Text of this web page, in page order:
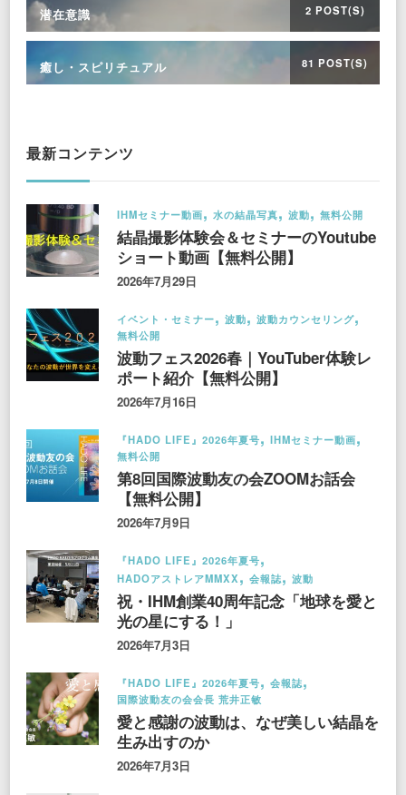
潜在意識 2 POST(S)
癒し・スピリチュアル 81 POST(S)
最新コンテンツ
IHMセミナー動画 水の結晶写真 波動 無料公開
結晶撮影体験会＆セミナーのYoutube
ショート動画【無料公開】
2026年7月29日
イベント・セミナー 波動
波動カウンセリング
無料公開
波動フェス2026春｜YouTuber体験レ
ポート紹介【無料公開】
2026年7月16日
『HADO LIFE』2026年夏号
IHMセミナー動画
無料公開
第8回国際波動友の会ZOOMお話会
【無料公開】
2026年7月9日
『HADO LIFE』2026年夏号
HADOアストレアMMXX
会報誌 波動
祝・IHM創業40周年記念「地球を愛と
光の星にする！」
2026年7月3日
『HADO LIFE』2026年夏号
会報誌
国際波動友の会会長 荒井正敏
愛と感謝の波動は、なぜ美しい結晶を
生み出すのか
2026年7月3日